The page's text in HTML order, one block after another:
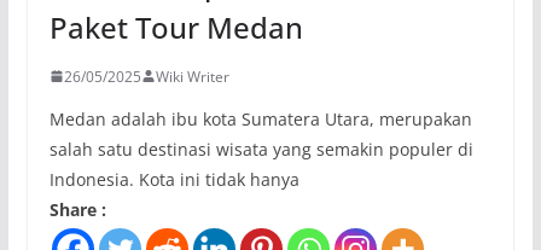
Paket Tour Medan
26/05/2025 Wiki Writer
Medan adalah ibu kota Sumatera Utara, merupakan
salah satu destinasi wisata yang semakin populer di
Indonesia. Kota ini tidak hanya
Share :